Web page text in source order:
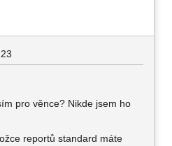
pro věnce? Nikde jsem ho
reportů standard máte